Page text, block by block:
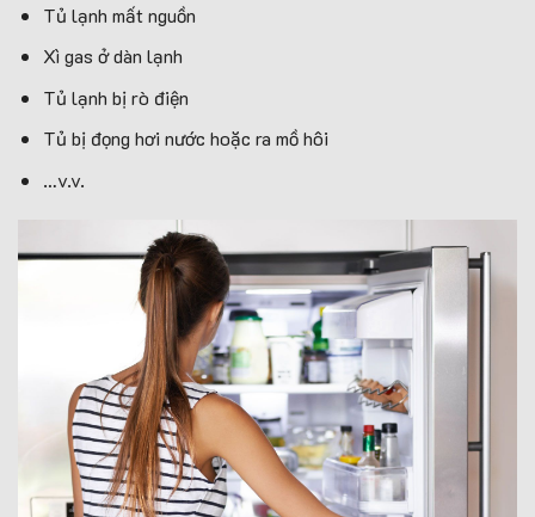
Tủ lạnh mất nguồn
Xì gas ở dàn lạnh
Tủ lạnh bị rò điện
Tủ bị đọng hơi nước hoặc ra mồ hôi
…v.v.